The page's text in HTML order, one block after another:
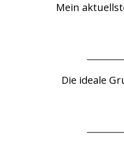
Mein
Die ideale